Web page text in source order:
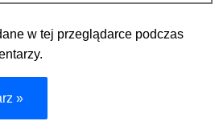
w tej przeglądarce podczas